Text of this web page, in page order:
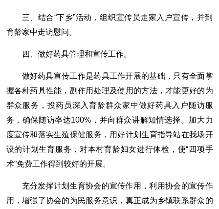
三、结合“下乡”活动，组织宣传员走家入户宣传，并到
育龄家中走访慰问。
四、做好药具管理和宣传工作。
做好药具宣传工作是药具工作开展的基础，只有全面掌
握各种药具性能，副作用处理及使用的方法，才能更好的为
群众服务，投药员深入育龄群众家中做好药具入户随访服
务，确保随访率达100%，并向群众讲解知情选择。加大力
度宣传和落实生殖保健服务，用好计划生育指导站在我场开
设的计划生育服务，对本村育龄妇女进行体检，使“四项手
术”免费工作得到较好的开展。
充分发挥计划生育协会的宣传作用，利用协会的宣传作
用，增强了协会的为民服务意识，真正成为乡镇联系群众的